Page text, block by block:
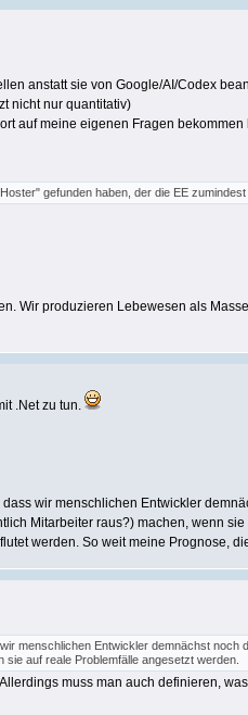
anstatt sie von Google/AI/Codex
nicht nur quantitativ)
auf meine eigenen Fragen
gefunden haben, der die EE
Wir produzieren Lebewesen als
.Net zu tun.
wir menschlichen Entwickler
Mitarbeiter raus?) machen, wenn
werden. So weit meine Prognose,
menschlichen Entwickler demnächst
auf reale Problemfälle angesetzt werden.
muss man auch definieren,